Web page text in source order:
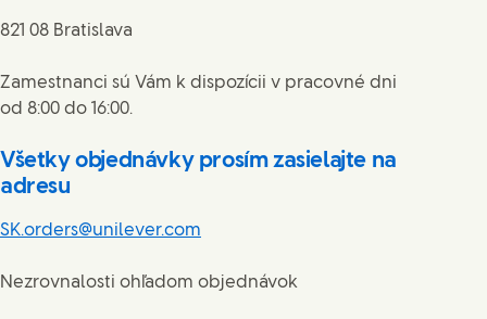
821 08 Bratislava
Zamestnanci sú Vám k dispozícii v pracovné dni
od 8:00 do 16:00.
Všetky objednávky prosím zasielajte na
adresu
SK.orders@unilever.com
Nezrovnalosti ohľadom objednávok